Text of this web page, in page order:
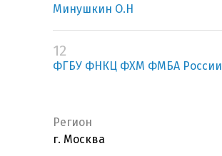
Минушкин О.Н
12
ФГБУ ФНКЦ ФХМ ФМБА России
Регион
г. Москва